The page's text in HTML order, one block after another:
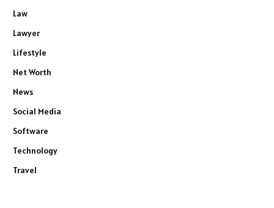
Law
Lawyer
Lifestyle
Net Worth
News
Social Media
Software
Technology
Travel